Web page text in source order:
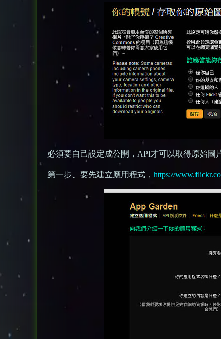
必須要自己設定成公開，API才可以取得原始圖
第一步、要先建立應用程式， https://